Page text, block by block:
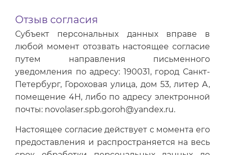
Отзыв согласия
Субъект персональных данных вправе в
любой момент отозвать настоящее согласие
путем направления письменного
уведомления по адресу: 190031, город Санкт-
Петербург, Гороховая улица, дом 53, литер А,
помещение 4Н, либо по адресу электронной
почты: novolaser.spb.goroh@yandex.ru.
Настоящее согласие действует с момента его
предоставления и распространяется на весь